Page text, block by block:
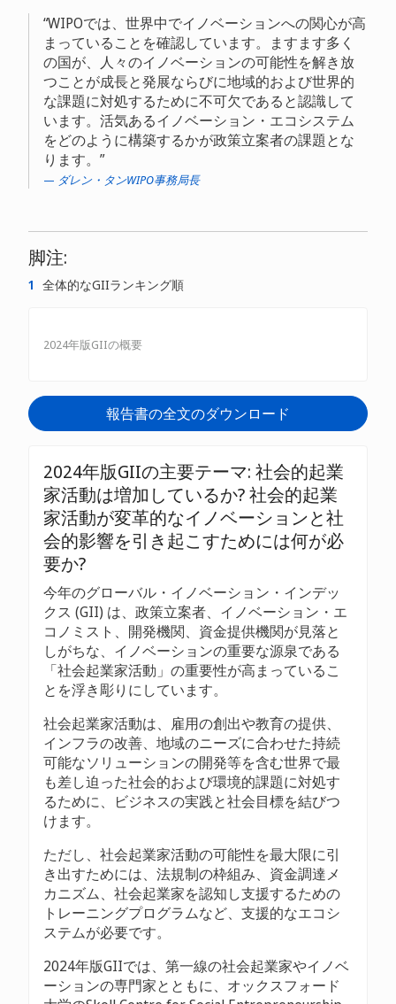
WIPOでは、世界中でイノベーションへの関心が高
まっていることを確認しています。ますます多く
の国が、人々のイノベーションの可能性を解き放
つことが成長と発展ならびに地域的および世界的
な課題に対処するために不可欠であると認識して
います。活気あるイノベーション・エコシステム
をどのように構築するかが政策立案者の課題とな
ります。
ダレン・タンWIPO事務局長
脚注:
1 全体的なGIIランキング順
2024年版GIIの概要
報告書の全文のダウンロード
2024年版GIIの主要テーマ: 社会的起業
家活動は増加しているか? 社会的起業
家活動が変革的なイノベーションと社
会的影響を引き起こすためには何が必
要か?
今年のグローバル・イノベーション・インデッ
クス (GII) は、政策立案者、イノベーション・エ
コノミスト、開発機関、資金提供機関が見落と
しがちな、イノベーションの重要な源泉である
「社会起業家活動」の重要性が高まっているこ
とを浮き彫りにしています。
社会起業家活動は、雇用の創出や教育の提供、
インフラの改善、地域のニーズに合わせた持続
可能なソリューションの開発等を含む世界で最
も差し迫った社会的および環境的課題に対処す
るために、ビジネスの実践と社会目標を結びつ
けます。
ただし、社会起業家活動の可能性を最大限に引
き出すためには、法規制の枠組み、資金調達メ
カニズム、社会起業家を認知し支援するための
トレーニングプログラムなど、支援的なエコシ
ステムが必要です。
2024年版GIIでは、第一線の社会起業家やイノベ
ーションの専門家とともに、オックスフォード